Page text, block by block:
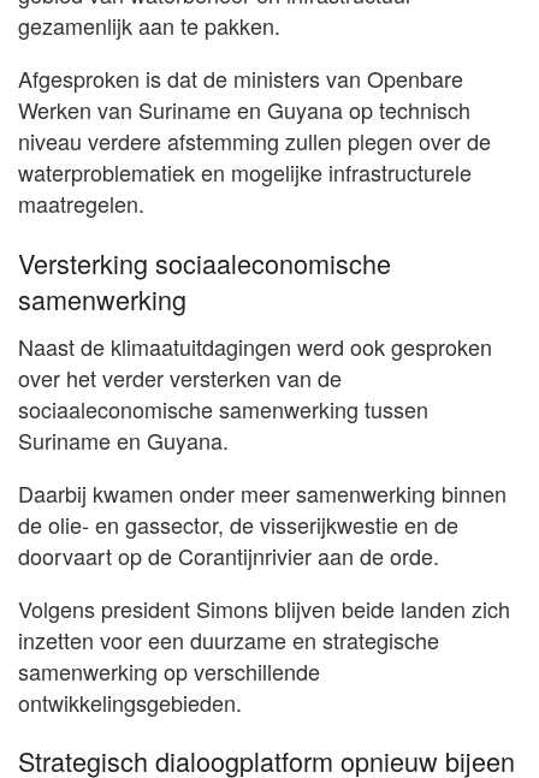
gezamenlijk aan te pakken.
Afgesproken is dat de ministers van Openbare
Werken van Suriname en Guyana op technisch
niveau verdere afstemming zullen plegen over de
waterproblematiek en mogelijke infrastructurele
maatregelen.
Versterking sociaaleconomische
samenwerking
Naast de klimaatuitdagingen werd ook gesproken
over het verder versterken van de
sociaaleconomische samenwerking tussen
Suriname en Guyana.
Daarbij kwamen onder meer samenwerking binnen
de olie- en gassector, de visserijkwestie en de
doorvaart op de Corantijnrivier aan de orde.
Volgens president Simons blijven beide landen zich
inzetten voor een duurzame en strategische
samenwerking op verschillende
ontwikkelingsgebieden.
Strategisch dialoogplatform opnieuw bijeen